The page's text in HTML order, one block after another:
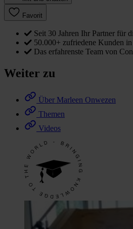
Favorit
Seit 30 Jahren Ihr Partner für
50.000+ zufriedene Kunden
Das erfahrenste Team von
Weiter zu
Über Marleen Onwezen
Themen
Videos